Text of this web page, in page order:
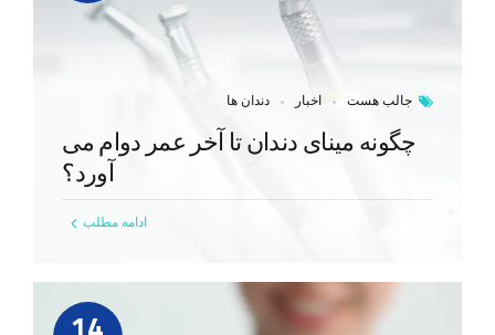
جالب هست اخبار دندان ها
چگونه مینای دندان تا آخر عمر دوام می
آورد؟
ادامه مطلب